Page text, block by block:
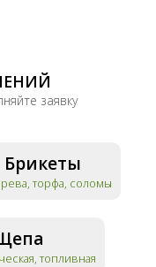
заявку
Брикеты
торфа, соломы
топливная